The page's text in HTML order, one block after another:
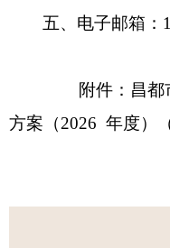
五、电子邮箱：
附件： 昌都
方案（2026 年度）